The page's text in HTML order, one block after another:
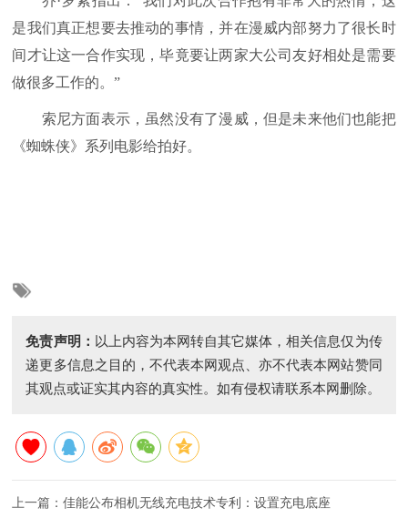
是我们真正想要去推动的事情，并在漫威内部努力了很长时
间才让这一合作实现，毕竟要让两家大公司友好相处是需要
做很多工作的。”
索尼方面表示，虽然没有了漫威，但是未来他们也能把
《蜘蛛侠》系列电影给拍好。
免责声明： 以上内容为本网转自其它媒体，相关信息仅为传
递更多信息之目的，不代表本网观点、亦不代表本网站赞同
其观点或证实其内容的真实性。如有侵权请联系本网删除。
上一篇：佳能公布相机无线充电技术专利：设置充电底座